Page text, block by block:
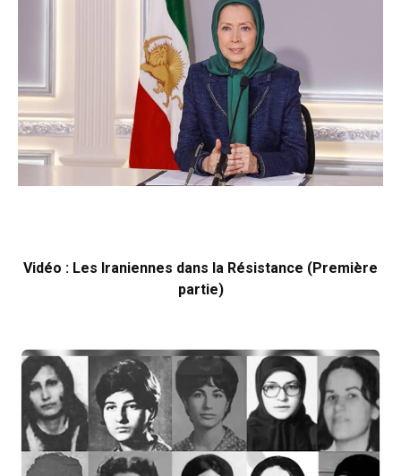
Vidéo : Les Iraniennes dans la Résistance (Première
partie)